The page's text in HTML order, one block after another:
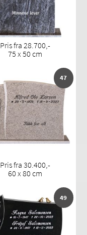
Pris fra 28.700,-
75 x 50 cm
47
Pris fra 30.400,-
60 x 80 cm
49